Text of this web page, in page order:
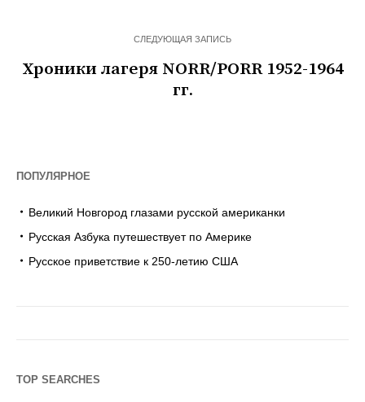
СЛЕДУЮЩАЯ ЗАПИСЬ
Хроники лагеря NORR/PORR 1952-1964
гг.
ПОПУЛЯРНОЕ
Великий Новгород глазами русской американки
Русская Азбука путешествует по Америке
Русское приветствие к 250-летию США
TOP SEARCHES